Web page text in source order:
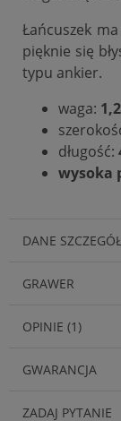
Łańcuszek
pięknie się
typu ankier.
waga:
długość:
wysoka
DANE
GRAWER
OPINIE (1)
GWARANCJA
ZADAJ PYTANIE